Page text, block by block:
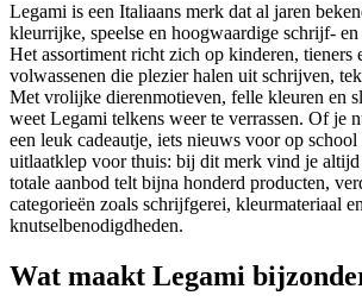
Legami is een Italiaans merk dat al jaren
kleurrijke, speelse en hoogwaardige schrijf-
Het assortiment richt zich op kinderen, tieners
volwassenen die plezier halen uit schrijven,
Met vrolijke dierenmotieven, felle kleuren en
weet Legami telkens weer te verrassen. Of je
een leuk cadeautje, iets nieuws voor op
uitlaatklep voor thuis: bij dit merk vind je altijd
totale aanbod telt bijna honderd producten,
categorieën zoals schrijfgerei, kleurmateriaal en
knutselbenodigdheden.
Wat maakt Legami